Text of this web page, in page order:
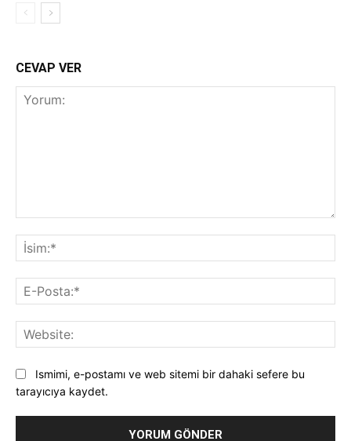
CEVAP VER
Ismimi, e-postamı ve web sitemi bir dahaki sefere bu
tarayıcıya kaydet.